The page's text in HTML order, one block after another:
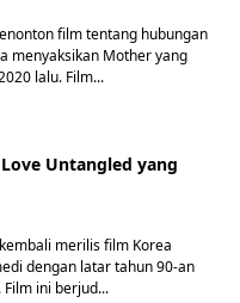
film tentang hubungan
menyaksikan Mother yang
lalu. Film...
Untangled yang
merilis film Korea
dengan latar tahun 90-an
ini berjud...